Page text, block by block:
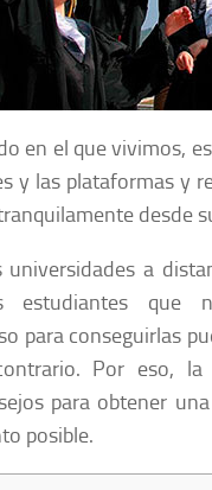
en el que vivimos,
y las plataformas y
desde
a
estudiantes que
para conseguirlas
Por eso, la
para obtener
posible.